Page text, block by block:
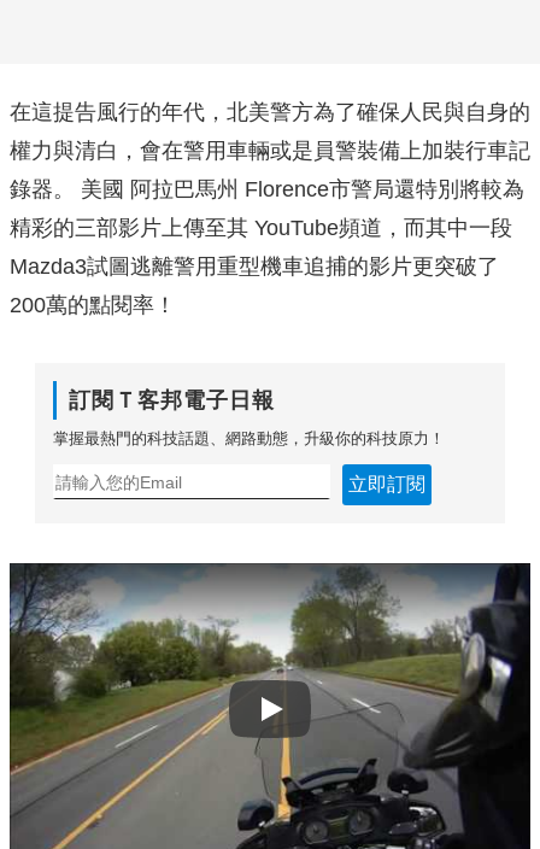
在這提告風行的年代，北美警方為了確保人民與自身的
權力與清白，會在警用車輛或是員警裝備上加裝行車記
錄器。 美國 阿拉巴馬州 Florence市警局還特別將較為
精彩的三部影片上傳至其 YouTube頻道，而其中一段
Mazda3試圖逃離警用重型機車追捕的影片更突破了
200萬的點閱率！
訂閱Ｔ客邦電子日報
掌握最熱門的科技話題、網路動態，升級你的科技原力！
立即訂閱
Play